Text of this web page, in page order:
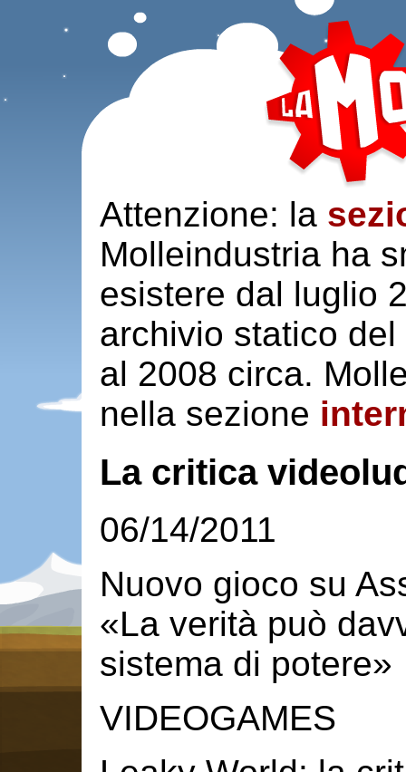
Attenzione: la
Molleindustria ha
esistere dal luglio
archivio statico del
al 2008 circa.
nella sezione
La critica
06/14/2011
Nuovo gioco su
«La verità può
sistema di potere»
VIDEOGAMES